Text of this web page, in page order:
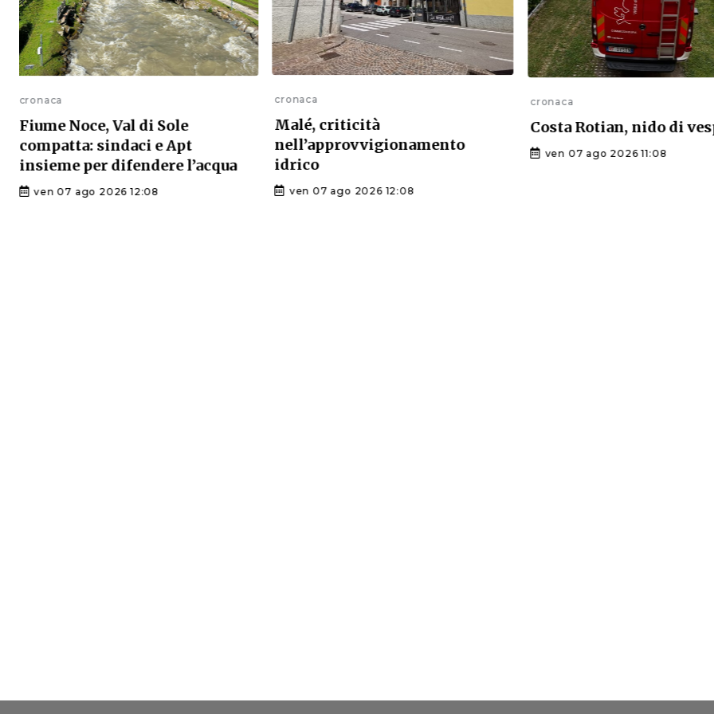
cronaca
Fiume Noce, Val di Sole
compatta: sindaci e Apt
insieme per difendere l’acqua
ven 07 ago 2026 12:08
cronaca
Malé, criticità
nell’approvvigionamento
idrico
ven 07 ago 2026 12:08
cronaca
Costa Rotian, nido di
ven 07 ago 2026 11:08